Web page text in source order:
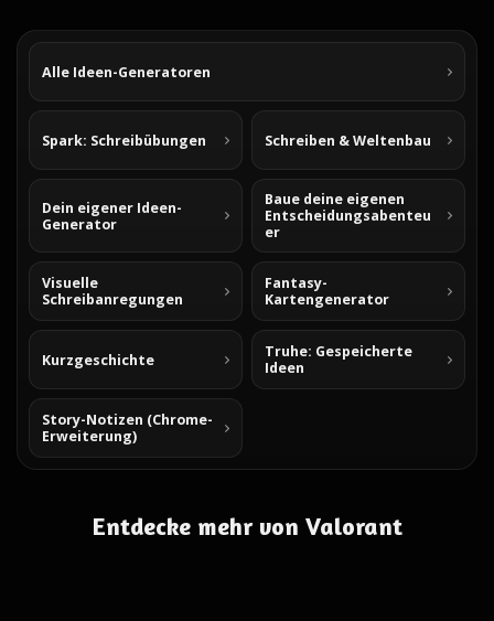
Alle Ideen-Generatoren
Spark: Schreibübungen Schreiben & Weltenbau
Dein eigener Ideen-
Generator
Baue deine eigenen
Entscheidungsabenteu
er
Visuelle
Schreibanregungen
Fantasy-
Kartengenerator
Kurzgeschichte
Truhe: Gespeicherte
Ideen
Story-Notizen (Chrome-
Erweiterung)
Entdecke mehr von Valorant